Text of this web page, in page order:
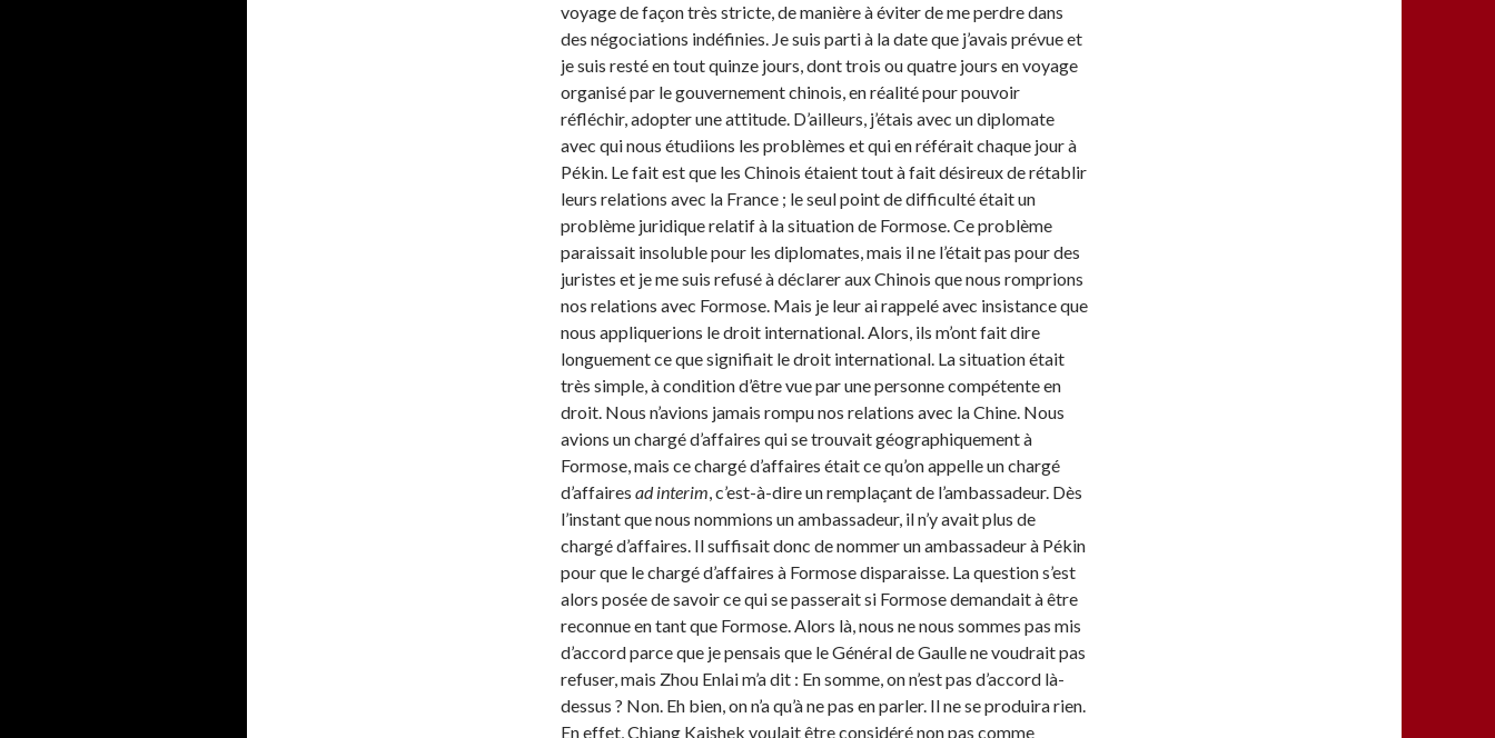
voyage de façon très stricte, de manière à éviter de me perdre dans
des négociations indéfinies. Je suis parti à la date que j’avais prévue et
je suis resté en tout quinze jours, dont trois ou quatre jours en voyage
organisé par le gouvernement chinois, en réalité pour pouvoir
réfléchir, adopter une attitude. D’ailleurs, j’étais avec un diplomate
avec qui nous étudiions les problèmes et qui en référait chaque jour à
Pékin. Le fait est que les Chinois étaient tout à fait désireux de rétablir
leurs relations avec la France ; le seul point de difficulté était un
problème juridique relatif à la situation de Formose. Ce problème
paraissait insoluble pour les diplomates, mais il ne l’était pas pour des
juristes et je me suis refusé à déclarer aux Chinois que nous romprions
nos relations avec Formose. Mais je leur ai rappelé avec insistance que
nous appliquerions le droit international. Alors, ils m’ont fait dire
longuement ce que signifiait le droit international. La situation était
très simple, à condition d’être vue par une personne compétente en
droit. Nous n’avions jamais rompu nos relations avec la Chine. Nous
avions un chargé d’affaires qui se trouvait géographiquement à
Formose, mais ce chargé d’affaires était ce qu’on appelle un chargé
d’affaires ad interim, c’est-à-dire un remplaçant de l’ambassadeur. Dès
l’instant que nous nommions un ambassadeur, il n’y avait plus de
chargé d’affaires. Il suffisait donc de nommer un ambassadeur à Pékin
pour que le chargé d’affaires à Formose disparaisse. La question s’est
alors posée de savoir ce qui se passerait si Formose demandait à être
reconnue en tant que Formose. Alors là, nous ne nous sommes pas mis
d’accord parce que je pensais que le Général de Gaulle ne voudrait pas
refuser, mais Zhou Enlai m’a dit : En somme, on n’est pas d’accord là-
dessus ? Non. Eh bien, on n’a qu’à ne pas en parler. Il ne se produira rien.
En effet, Chiang Kaishek voulait être considéré non pas comme